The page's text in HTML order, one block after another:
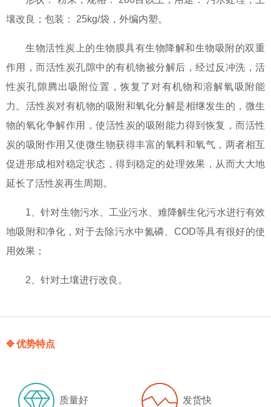
壤改良；包装： 25kg/袋，外编内塑。
生物活性炭上的生物膜具有生物降解和生物吸附的双重
作用，而活性炭孔隙中的有机物被分解后，经过反冲洗，活
性炭孔隙腾出吸附位置，恢复了对有机物和溶解氧吸附能
力。活性炭对有机物的吸附和氧化分解是相继发生的，微生
物的氧化争解作用，使活性炭的吸附能力得到恢复，而活性
炭的吸附作用又使微生物获得丰富的氧料和氧气，两者相互
促进形成相对稳定状态，得到稳定的处理效果，从而大大地
延长了活性炭再生周期。
1、针对生物污水、工业污水、难降解生化污水进行有效
地吸附和净化，对于去除污水中氮磷、COD等具有很好的使
用效果；
2、针对土壤进行改良。
✥ 优势特点
质量好 发货快